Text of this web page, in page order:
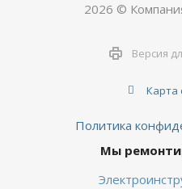
2026 ©
Версия
Карта
Политика
Мы